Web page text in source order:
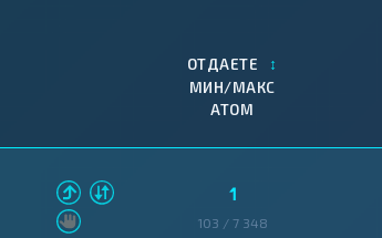
ОТДАЕТЕ ↕
МИН/МАКС
ATOM
1
103 / 7 348